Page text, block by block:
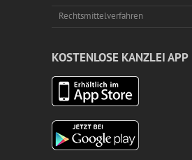
Rechtsmittelverfahren
KOSTENLOSE KANZLEI APP